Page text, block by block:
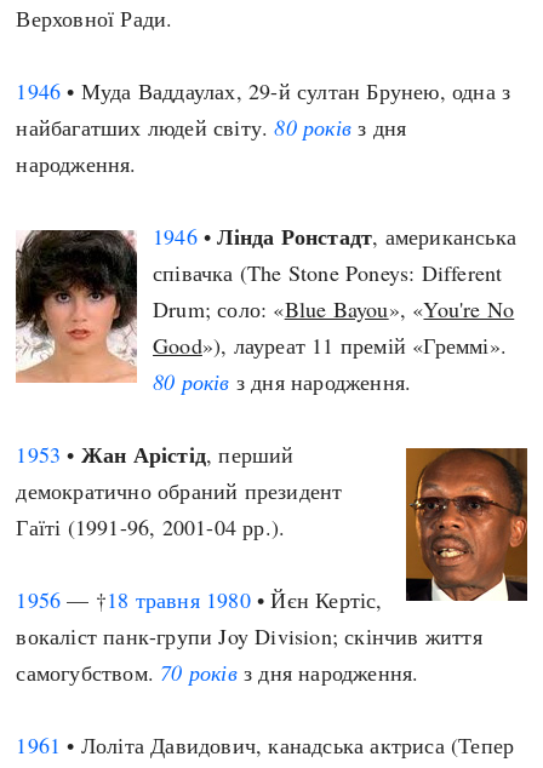
Верховної Ради.
1946 • Муда Ваддаулах, 29-й султан Брунею, одна з
найбагатших людей світу.80 років з дня
народження.
1946•Лінда Ронстадт, американська
співачка (The Stone Poneys: Different
Drum; соло: «Blue Bayou», «You're No
Good»), лауреат 11 премій «Греммі».
80 років з дня народження.
1953 • Жан Арістід, перший
демократично обраний президент
Гаїті (1991-96, 2001-04 рр.).
1956 — †18 травня 1980• Йєн Кертіс,
вокаліст панк-групи Joy Division; скінчив життя
самогубством. 70 роківз дня народження.
1961 • Лоліта Давидович, канадська актриса (Тепер